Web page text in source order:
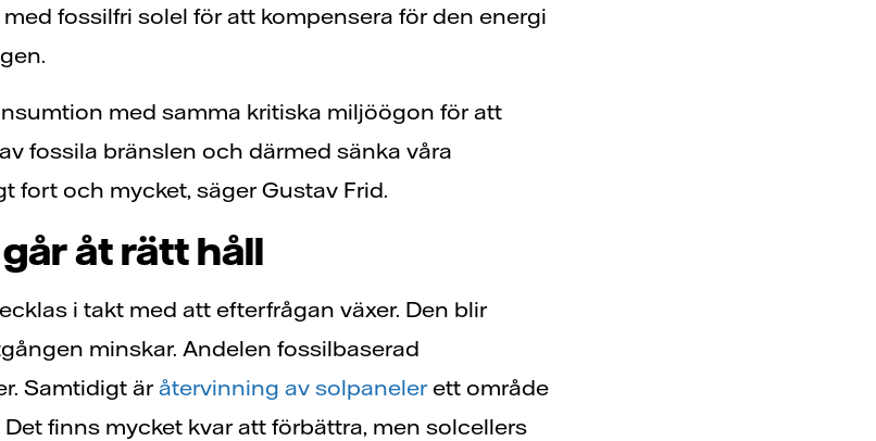
fossilfri solel för att kompensera för den energi
med samma kritiska miljöögon för att
fossila bränslen och därmed sänka våra
fort och mycket, säger Gustav Frid.
åt rätt håll
i takt med att efterfrågan växer. Den blir
minskar. Andelen fossilbaserad
Samtidigt äråtervinning av solpanelerett område
finns mycket kvar att förbättra, men solcellers